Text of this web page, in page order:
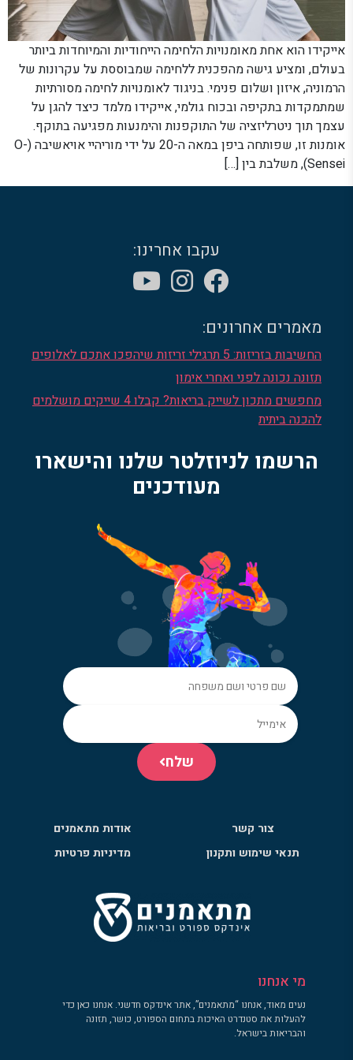
אייקידו הוא אחת מאומנויות הלחימה הייחודיות והמיוחדות ביותר
בעולם, ומציע גישה מהפכנית ללחימה שמבוססת על עקרונות של
הרמוניה, איזון ושלום פנימי. בניגוד לאומנויות לחימה מסורתיות
שמתמקדות בתקיפה ובכוח גולמי, אייקידו מלמד כיצד להגן על
עצמך תוך ניטרליזציה של התוקפנות והימנעות מפגיעה בתוקף.
אומנות זו, שפותחה ביפן במאה ה-20 על ידי מוריהיי אויאשיבה (O-
Sensei), משלבת בין […]
עקבו אחרינו:
מאמרים אחרונים:
החשיבות בזריזות: 5 תרגילי זריזות שיהפכו אתכם לאלופים
תזונה נכונה לפני ואחרי אימון
מחפשים מתכון לשייק בריאות? קבלו 4 שייקים מושלמים
להכנה ביתית
הרשמו לניוזלטר שלנו והישארו
מעודכנים
שלח
צור קשר
אודות מתאמנים
תנאי שימוש ותקנון
מדיניות פרטיות
מי אנחנו
נעים מאוד, אנחנו “מתאמנים”, אתר אינדקס חדשני. אנחנו כאן כדי
להעלות את סטנדרט האיכות בתחום הספורט, כושר, תזונה
והבריאות בישראל.